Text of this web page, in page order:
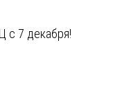
с 7 декабря!